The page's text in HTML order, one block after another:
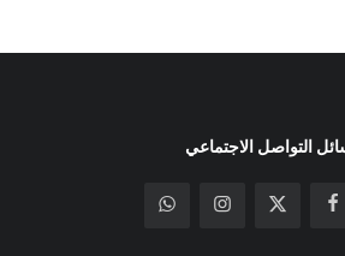
التواصل الاجتماعي